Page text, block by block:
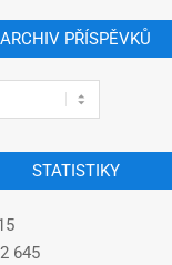
ARCHIV PŘÍSPĚVKŮ
STATISTIKY
645